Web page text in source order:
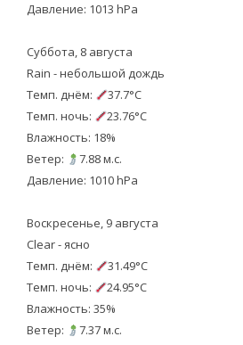
Давление: 1013 hPa
Суббота, 8 августа
Rain - небольшой дождь
Темп. днём:
37.7°C
Темп. ночь:
23.76°C
Влажность: 18%
Ветер:
7.88 м.с.
Давление: 1010 hPa
Воскресенье, 9 августа
Clear - ясно
Темп. днём:
31.49°C
Темп. ночь:
24.95°C
Влажность: 35%
Ветер:
7.37 м.с.